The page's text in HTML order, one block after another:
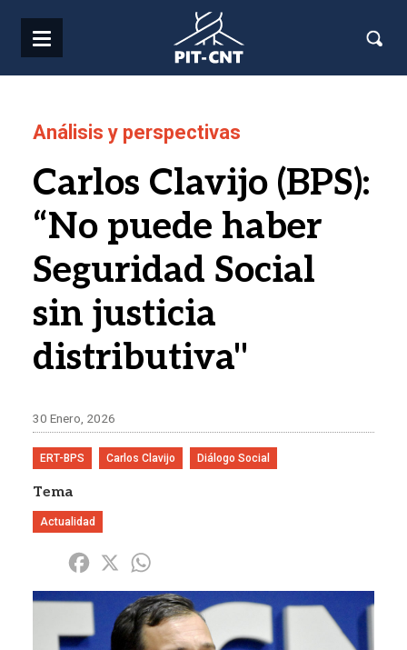
Análisis y perspectivas
Carlos Clavijo (BPS):
“No puede haber
Seguridad Social
sin justicia
distributiva"
30 Enero, 2026
ERT-BPS Carlos Clavijo Diálogo Social
Tema
Actualidad
Share Facebook
X
Imagen